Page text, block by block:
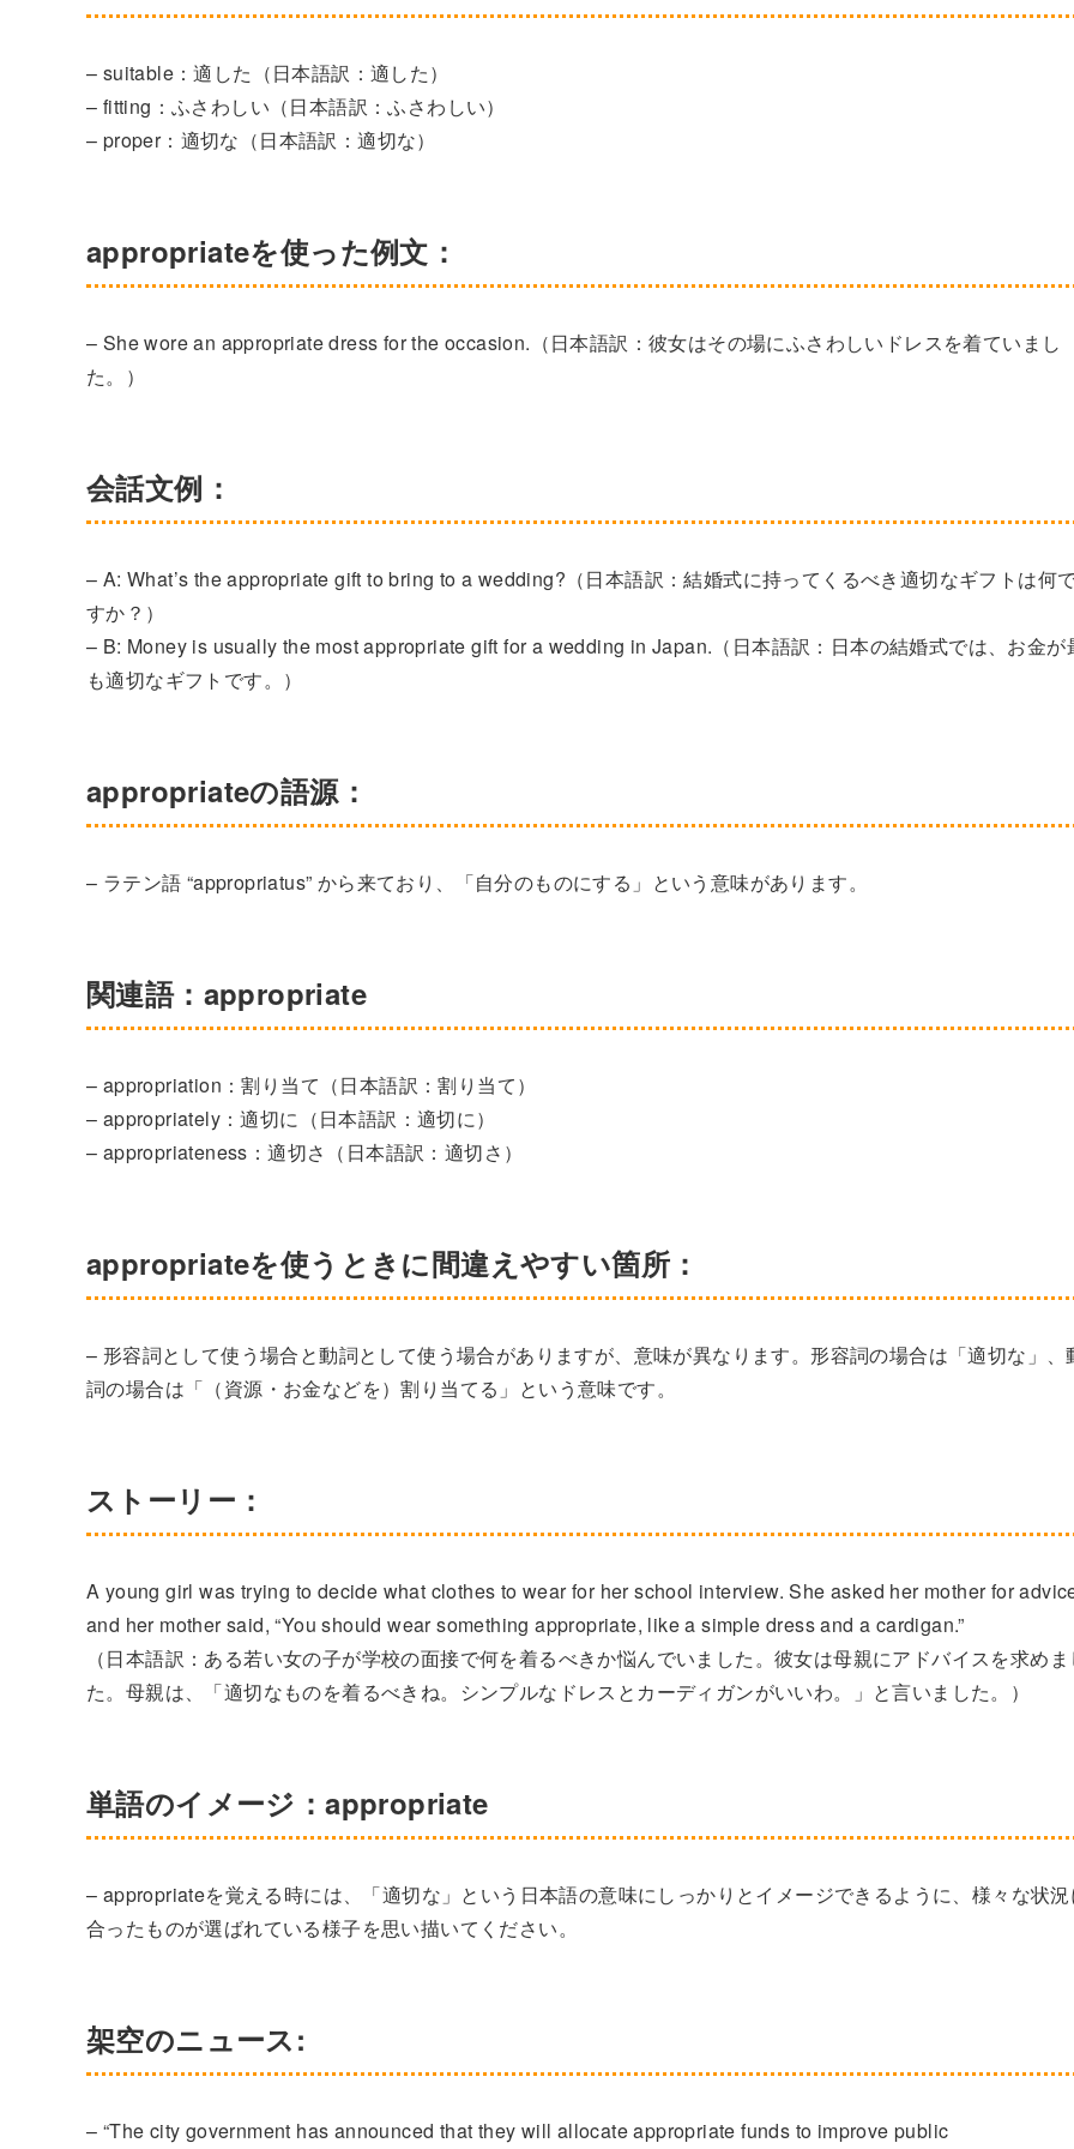
– suitable：適した（日本語訳：適した）
– fitting：ふさわしい（日本語訳：ふさわしい）
– proper：適切な（日本語訳：適切な）
appropriateを使った例文：
– She wore an appropriate dress for the occasion.（日本語訳：彼女はその場にふさわしいドレスを着ていまし
た。）
会話文例：
– A: What’s the appropriate gift to bring to a wedding?（日本語訳：結婚式に持ってくるべき適切なギフトは何
すか？）
– B: Money is usually the most appropriate gift for a wedding in Japan.（日本語訳：日本の結婚式では、お金が
も適切なギフトです。）
appropriateの語源：
– ラテン語 “appropriatus” から来ており、「自分のものにする」という意味があります。
関連語：appropriate
– appropriation：割り当て（日本語訳：割り当て）
– appropriately：適切に（日本語訳：適切に）
– appropriateness：適切さ（日本語訳：適切さ）
appropriateを使うときに間違えやすい箇所：
– 形容詞として使う場合と動詞として使う場合がありますが、意味が異なります。形容詞の場合は「適切な」、
詞の場合は「（資源・お金などを）割り当てる」という意味です。
ストーリー：
A young girl was trying to decide what clothes to wear for her school interview. She asked her mother for
and her mother said, “You should wear something appropriate, like a simple dress and a cardigan.”
（日本語訳：ある若い女の子が学校の面接で何を着るべきか悩んでいました。彼女は母親にアドバイスを求め
た。母親は、「適切なものを着るべきね。シンプルなドレスとカーディガンがいいわ。」と言いました。）
単語のイメージ：appropriate
– appropriateを覚える時には、「適切な」という日本語の意味にしっかりとイメージできるように、様々な状
合ったものが選ばれている様子を思い描いてください。
架空のニュース:
– “The city government has announced that they will allocate appropriate funds to improve public